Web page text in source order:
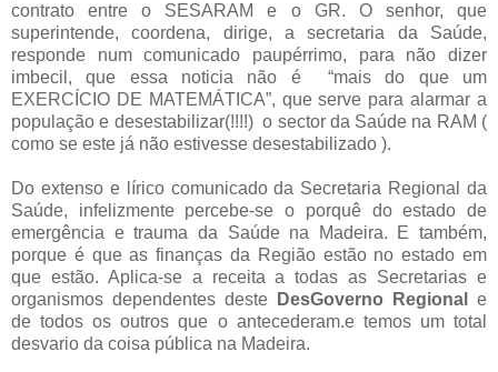
contrato entre o SESARAM e o GR. O senhor, que
superintende, coordena, dirige, a secretaria da Saúde,
responde num comunicado paupérrimo, para não dizer
imbecil, que essa noticia não é “mais do que um
EXERCÍCIO DE MATEMÁTICA”, que serve para alarmar a
população e desestabilizar(!!!!) o sector da Saúde na RAM (
como se este já não estivesse desestabilizado ).
Do extenso e lírico comunicado da Secretaria Regional da
Saúde, infelizmente percebe-se o porquê do estado de
emergência e trauma da Saúde na Madeira. E também,
porque é que as finanças da Região estão no estado em
que estão. Aplica-se a receita a todas as Secretarias e
organismos dependentes deste
DesGoverno Regional
e
de todos os outros que o antecederam.e temos um total
desvario da coisa pública na Madeira.